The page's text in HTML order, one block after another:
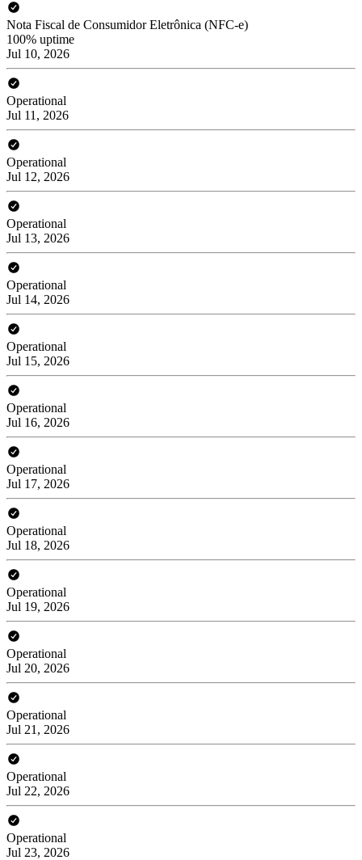
Nota Fiscal de Consumidor Eletrônica (NFC-e)
100% uptime
Jul 10, 2026
Operational
Jul 11, 2026
Operational
Jul 12, 2026
Operational
Jul 13, 2026
Operational
Jul 14, 2026
Operational
Jul 15, 2026
Operational
Jul 16, 2026
Operational
Jul 17, 2026
Operational
Jul 18, 2026
Operational
Jul 19, 2026
Operational
Jul 20, 2026
Operational
Jul 21, 2026
Operational
Jul 22, 2026
Operational
Jul 23, 2026